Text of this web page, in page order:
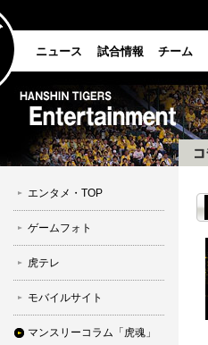
ニュース 試合情報 チーム
エンタメ・TOP
ゲームフォト
虎テレ
モバイルサイト
マンスリーコラム「虎魂」